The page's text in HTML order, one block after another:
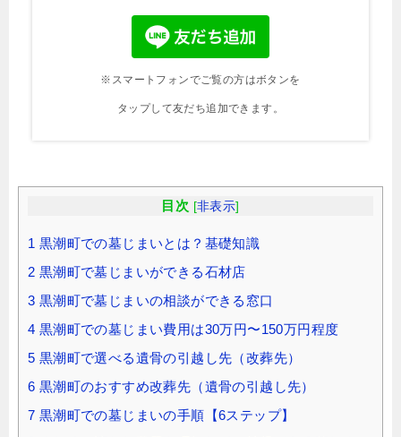
※スマートフォンでご覧の方はボタンを
タップして友だち追加できます。
目次 [非表示]
1 黒潮町での墓じまいとは？基礎知識
2 黒潮町で墓じまいができる石材店
3 黒潮町で墓じまいの相談ができる窓口
4 黒潮町での墓じまい費用は30万円〜150万円程度
5 黒潮町で選べる遺骨の引越し先（改葬先）
6 黒潮町のおすすめ改葬先（遺骨の引越し先）
7 黒潮町での墓じまいの手順【6ステップ】